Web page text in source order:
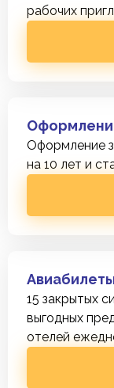
рабочих
Оформление
на 10 лет и
15 закрытых
выгодных
отелей